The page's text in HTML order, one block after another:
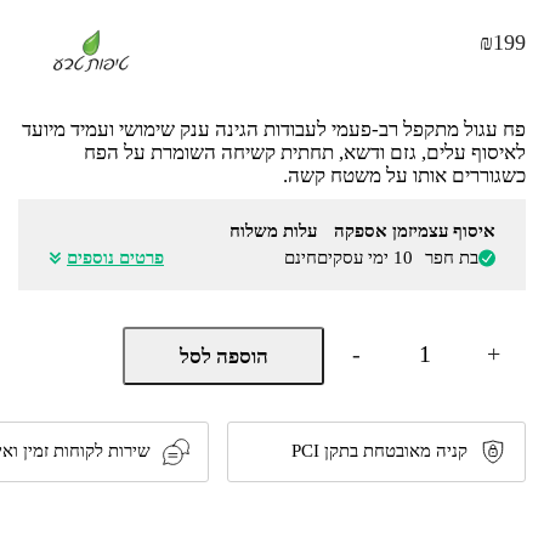
₪199
פח עגול מתקפל רב-פעמי לעבודות הגינה ענק שימושי ועמיד מיועד
לאיסוף עלים, גזם ודשא, תחתית קשיחה השומרת על הפח
כשגוררים אותו על משטח קשה.
איסוף עצמי
בת חפר
זמן אספקה
10 ימי עסקים
עלות משלוח
חינם
פרטים נוספים
-
כמות
פח
מתקפל
ענק
רב
שימושי
+ הוספה לסל
קניה מאובטחת בתקן PCI שירות לקוחות זמין